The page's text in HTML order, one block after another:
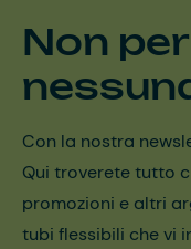
Non
Con la nostra
Qui troverete tutto
promozioni e altri
tubi flessibili che vi